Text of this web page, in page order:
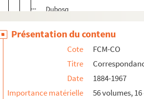
Dubosq
Électro-lux
Entreprise Vièle, Blackwell &
Établissements Lutz, Georges &
Évrard, Maurice
Présentation du contenu
Cote
FCM-CO
Titre
Date
1884-1967
Importance matérielle
56 volumes,